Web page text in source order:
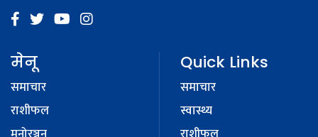
मेनू
समाचार
राशीफल
Quick Links
समाचार
स्वास्थ्य